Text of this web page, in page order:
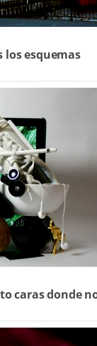
los esquemas
caras donde